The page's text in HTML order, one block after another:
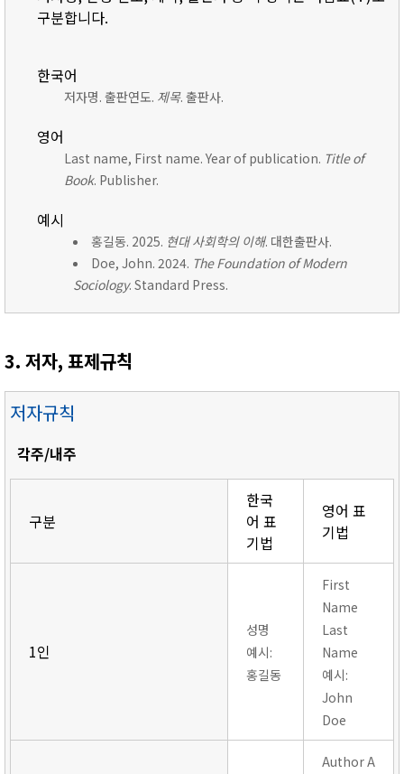
구분합니다.
한국어
저자명. 출판연도. 제목. 출판사.
영어
Last name, First name. Year of publication. Title of
Book. Publisher.
예시
홍길동. 2025. 현대 사회학의 이해. 대한출판사.
Doe, John. 2024. The Foundation of Modern
Sociology. Standard Press.
3. 저자, 표제규칙
저자규칙
각주/내주
구분
한국
어 표
기법
영어 표
기법
1인
성명
예시:
홍길동
First
Name
Last
Name
예시:
John
Doe
Author A